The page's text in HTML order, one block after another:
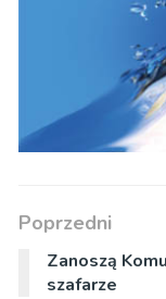
Poprzedni
Zanoszą
szafarze